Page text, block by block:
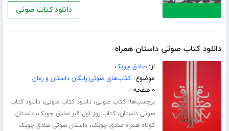
دانلود کتاب صوتی
دانلود کتاب صوتی داستان همراه
از:صادق چوبک
موضوع:کتاب‌های صوتی رایگان داستان و رمان
۰ صفحه
برچسب‌ها:کتاب صوتی،دانلود کتاب صوتی،دانلود کتاب
صوتی داستان،کتاب روز اول قبر صادق چوبک،داستان
کوتاه همراه صادق چوبک،داستان صوتی صادق چوبک